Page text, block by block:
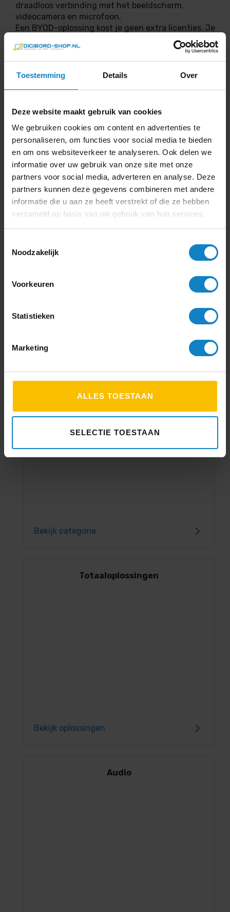
Toestemming Details Over
Deze website maakt gebruik van cookies
We gebruiken cookies om content en advertenties te
personaliseren, om functies voor social media te bieden
en om ons websiteverkeer te analyseren. Ook delen we
informatie over uw gebruik van onze site met onze
partners voor social media, adverteren en analyse. Deze
partners kunnen deze gegevens combineren met andere
informatie die u aan ze heeft verstrekt of die ze hebben
verzameld op basis van uw gebruik van hun services.
Noodzakelijk
Voorkeuren
Statistieken
Marketing
ALLES TOESTAAN
SELECTIE TOESTAAN
draadloos verbinding met het beeldscherm,
videocamera en microfoon.
Een BYOD-oplossing kost je geen extra licenties. Je
maakt verbinding met jouw eigen laptop en het
werkt met elk videoconference-platform. Teams,
Zoom, Google Meet etc.
MAXHUB Pivot
Elk MAXHUB beeldscherm beheer je op afstand met
de MAXHUB Pivot tool. Dit is een gratis te gebruiken
remote management tool.
Pivot functies:
Tijd instellen voor het automatisch in- en
uitschakelen van het scherm
Achtergrond van het scherm aanpassen
Eenvoudige narrowcasting functies
Updates uitvoeren
Verder kijken?
Bekijk categorie
Totaaloplossingen
Bekijk oplossingen
Audio